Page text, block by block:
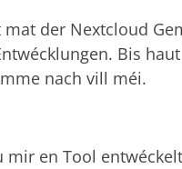
der Nextcloud
Bis
nach vill méi.
en Tool